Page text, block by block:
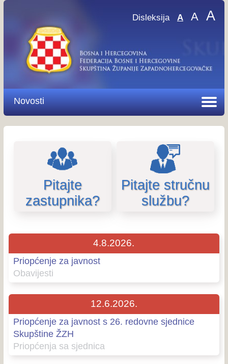
Disleksija A A A
Novosti
Pitajte
zastupnika?
Pitajte stručnu
službu?
Priopćenje za javnost
4.8.2026.
Obavijesti
Priopćenje za javnost s 26. redovne sjednice
Skupštine ŽZH
12.6.2026.
Priopćenja sa sjednica